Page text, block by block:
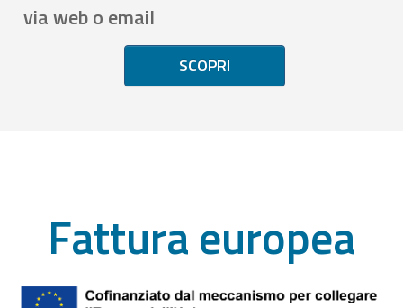
via web o email
SCOPRI
Fattura europea